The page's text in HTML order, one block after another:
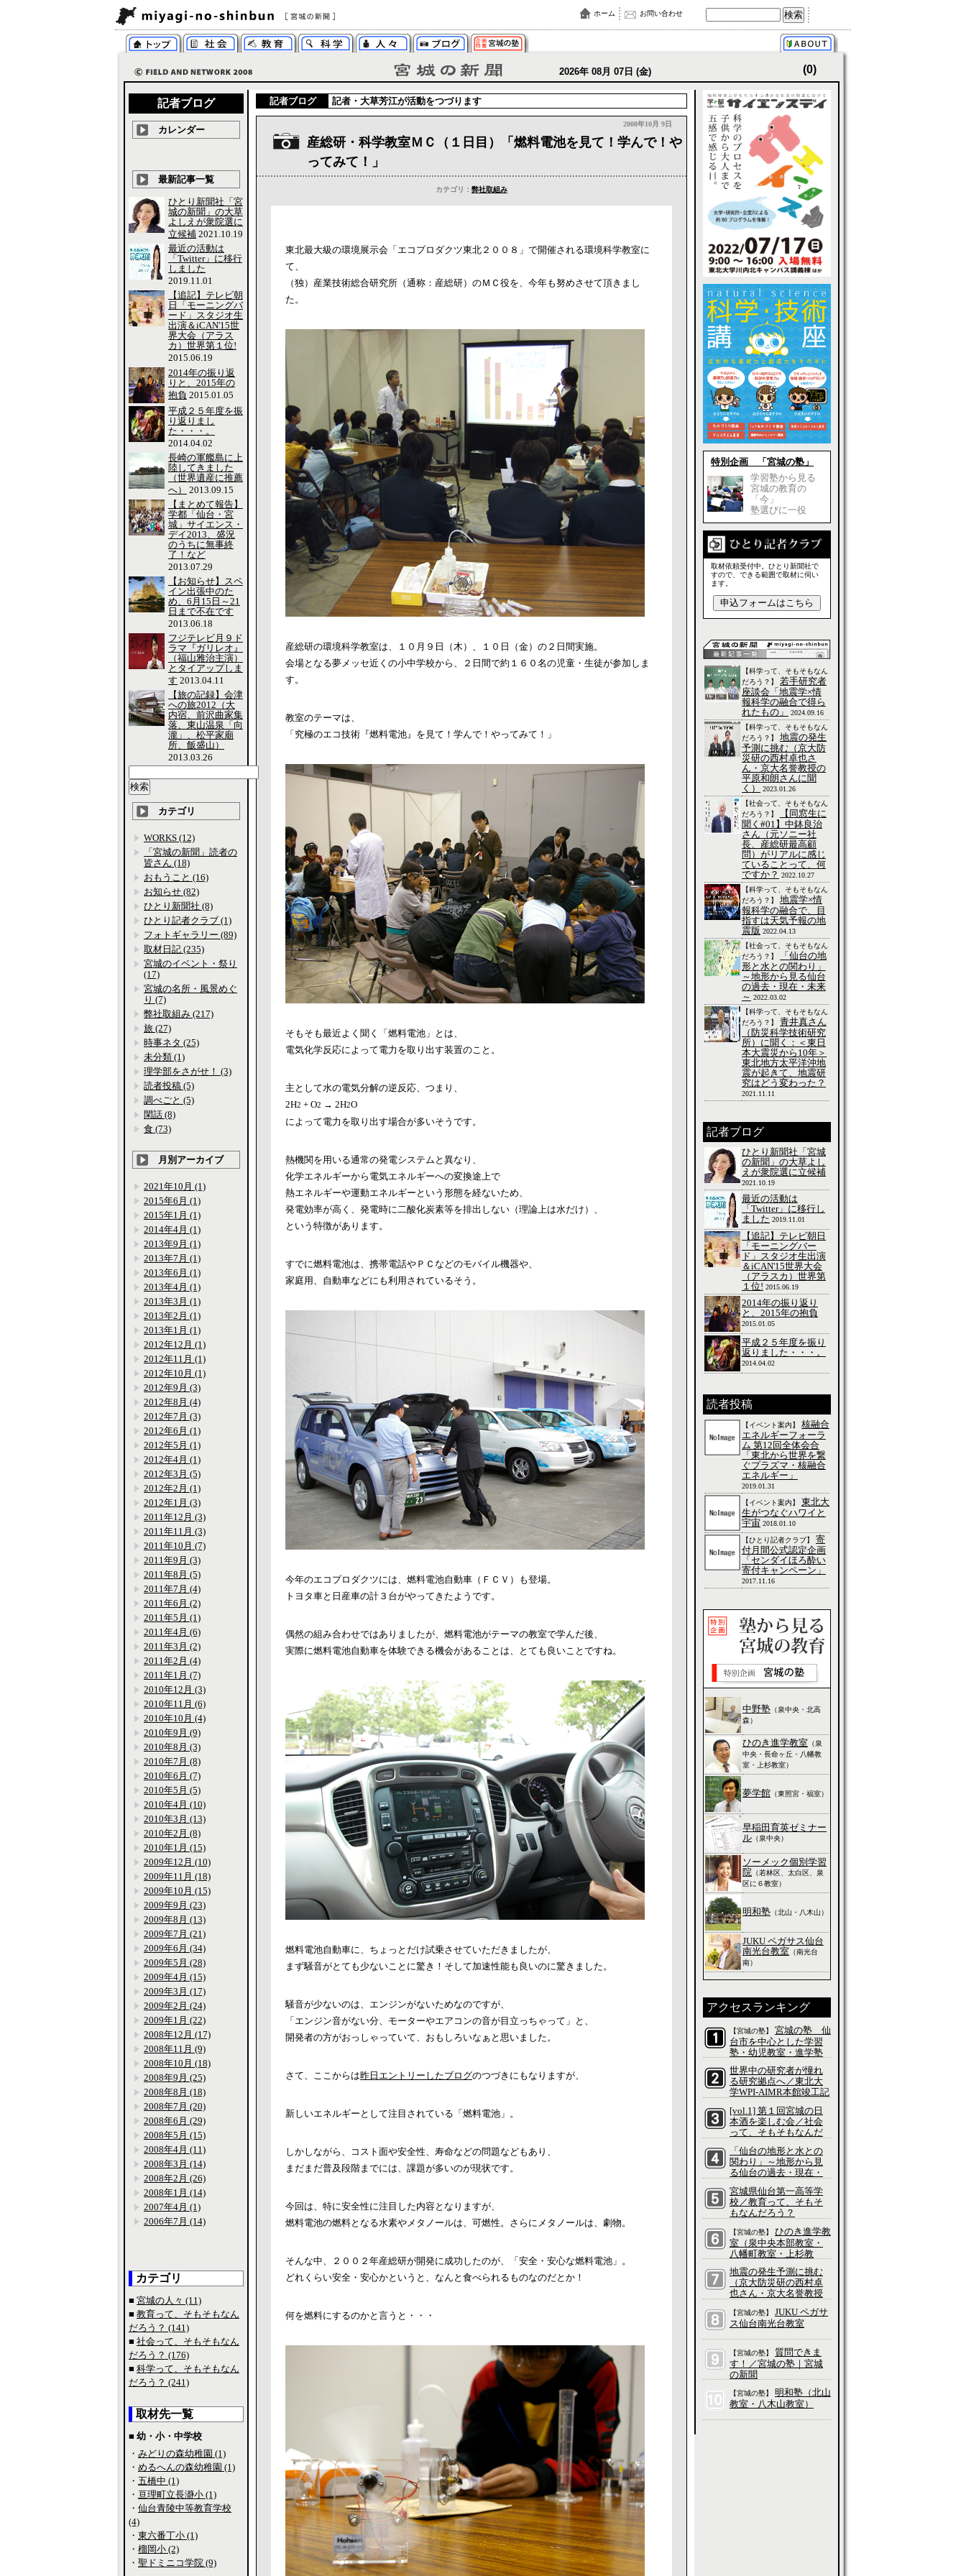
ホーム お問い合わせ
(0)
2026年 08月 07日 (金)
記者ブログ 記者・ 大草芳江が活動をつづります
2008年10月 9日
産総研・科学教室ＭＣ（１日目）「燃料電池を見て！学んで！や
ってみて！」
カテゴリ： 弊社取組み
東北最大級の環境展示会「エコプロダクツ東北２００８」で開催される環境科学教室に
て、
（独）産業技術総合研究所（通称：産総研）のＭＣ役を、今年も努めさせて頂きまし
た。
産総研の環境科学教室は、１０月９日（木）、１０日（金）の２日間実施。
会場となる夢メッセ近くの小中学校から、２日間で約１６０名の児童・生徒が参加しま
す。
教室のテーマは、
「究極のエコ技術『燃料電池』を見て！学んで！やってみて！」
そもそも最近よく聞く「燃料電池」とは、
電気化学反応によって電力を取り出す装置のこと。
主として水の電気分解の逆反応、つまり、
2H2 + O2 → 2H2O
によって電力を取り出す場合が多いそうです。
熱機関を用いる通常の発電システムと異なり、
化学エネルギーから電気エネルギーへの変換途上で
熱エネルギーや運動エネルギーという形態を経ないため、
発電効率が高く、発電時に二酸化炭素等を排出しない（理論上は水だけ）、
という特徴があります。
すでに燃料電池は、携帯電話やＰＣなどのモバイル機器や、
家庭用、自動車などにも利用されているそう。
今年のエコプロダクツには、燃料電池自動車（ＦＣＶ）も登場。
トヨタ車と日産車の計３台がやってきたようです。
偶然の組み合わせではありましたが、燃料電池がテーマの教室で学んだ後、
実際に燃料電池自動車を体験できる機会があることは、とても良いことですね。
燃料電池自動車に、ちょっとだけ試乗させていただきましたが、
まず騒音がとても少ないことに驚き！そして加速性能も良いのに驚きました。
騒音が少ないのは、エンジンがないためなのですが、
「エンジン音がない分、モーターやエアコンの音が目立っちゃって」と、
開発者の方がおっしゃっていて、おもしろいなぁと思いました。
さて、ここからは昨日エントリーしたブログのつづきにもなりますが、
新しいエネルギーとして注目されている「燃料電池」。
しかしながら、コスト面や安全性、寿命などの問題などもあり、
まだまだ普及段階までには、課題が多いのが現状です。
今回は、特に安全性に注目した内容となりますが、
燃料電池の燃料となる水素やメタノールは、可燃性。さらにメタノールは、劇物。
そんな中、２００２年産総研が開発に成功したのが、「安全・安心な燃料電池」。
どれくらい安全・安心かというと、なんと食べられるものなのだとか！
何を燃料にするのかと言うと・・・
記者ブログ
カレンダー
最新記事一覧
ひとり新聞社「宮
城の新聞」の大草
よしえが衆院選に
立候補 2021.10.19
最近の活動は
「Twitter」に移行
しました
2019.11.01
【追記】テレビ朝
日「モーニングバ
ード」スタジオ生
出演＆iCAN'15世
界大会（アラス
カ）世界第１位!
2015.06.19
2014年の振り返
りと、2015年の
抱負 2015.01.05
平成２５年度を振
り返りまし
た・・・。
2014.04.02
長崎の軍艦島に上
陸してきました
（世界遺産に推薦
へ）
2013.09.15
【まとめて報告】
学都「仙台・宮
城」サイエンス・
デイ2013、盛況
のうちに無事終
了！など
2013.07.29
【お知らせ】スペ
イン出張中のた
め、6月15日～21
日まで不在です
2013.06.18
フジテレビ月９ド
ラマ『ガリレオ』
（福山雅治主演）
とタイアップしま
す 2013.04.11
【旅の記録】会津
への旅2012（大
内宿、前沢曲家集
落、東山温泉「向
瀧」、松平家廟
所、飯盛山）
2013.03.26
カテゴリ
WORKS (12)
「宮城の新聞」読者の
皆さん (18)
おもうこと (16)
お知らせ (82)
ひとり新聞社 (8)
ひとり記者クラブ (1)
フォトギャラリー (89)
取材日記 (235)
宮城のイベント・祭り
(17)
宮城の名所・風景めぐ
り (7)
弊社取組み (217)
旅 (27)
時事ネタ (25)
未分類 (1)
理学部をさがせ！ (3)
読者投稿 (5)
調べごと (5)
閑話 (8)
食 (73)
月別アーカイブ
2021年10月 (1)
2015年6月 (1)
2015年1月 (1)
2014年4月 (1)
2013年9月 (1)
2013年7月 (1)
2013年6月 (1)
2013年4月 (1)
2013年3月 (1)
2013年2月 (1)
2013年1月 (1)
2012年12月 (1)
2012年11月 (1)
2012年10月 (1)
2012年9月 (3)
2012年8月 (4)
2012年7月 (3)
2012年6月 (1)
2012年5月 (1)
2012年4月 (1)
2012年3月 (5)
2012年2月 (1)
2012年1月 (3)
2011年12月 (3)
2011年11月 (3)
2011年10月 (7)
2011年9月 (3)
2011年8月 (5)
2011年7月 (4)
2011年6月 (2)
2011年5月 (1)
2011年4月 (6)
2011年3月 (2)
2011年2月 (4)
2011年1月 (7)
2010年12月 (3)
2010年11月 (6)
2010年10月 (4)
2010年9月 (9)
2010年8月 (3)
2010年7月 (8)
2010年6月 (7)
2010年5月 (5)
2010年4月 (10)
2010年3月 (13)
2010年2月 (8)
2010年1月 (15)
2009年12月 (10)
2009年11月 (18)
2009年10月 (15)
2009年9月 (23)
2009年8月 (13)
2009年7月 (21)
2009年6月 (34)
2009年5月 (28)
2009年4月 (15)
2009年3月 (17)
2009年2月 (24)
2009年1月 (22)
2008年12月 (17)
2008年11月 (9)
2008年10月 (18)
2008年9月 (25)
2008年8月 (18)
2008年7月 (20)
2008年6月 (29)
2008年5月 (15)
2008年4月 (11)
2008年3月 (14)
2008年2月 (26)
2008年1月 (14)
2007年4月 (1)
2006年7月 (14)
カテゴリ
■ 宮城の人々 (11)
■ 教育って、そもそもなん
だろう？ (141)
■ 社会って、そもそもなん
だろう？ (176)
■ 科学って、そもそもなん
だろう？ (241)
取材先一覧
■ 幼・小・中学校
・ みどりの森幼稚園 (1)
・ めるへんの森幼稚園 (1)
・ 五橋中 (1)
・ 亘理町立長瀞小 (1)
・ 仙台青陵中等教育学校
(4)
・ 東六番丁小 (1)
・ 榴岡小 (2)
・ 聖ドミニコ学院 (9)
特別企画 「宮城の塾」
学習塾から見る
宮城の教育の
「今」
塾選びに一役
取材依頼受付中。ひとり新聞社で
すので、できる範囲で取材に伺い
ます。
【科学って、そもそもなん
だろう？】 若手研究者
座談会「地震学×情
報科学の融合で得ら
れたもの」
2024.09.16
【科学って、そもそもなん
だろう？】 地震の発生
予測に挑む（京大防
災研の西村卓也さ
ん・京大名誉教授の
平原和朗さんに聞
く）
2023.01.26
【社会って、そもそもなん
だろう？】
【同窓生に
聞く#01】中鉢良治
さん（元ソニー社
長、産総研最高顧
問）がリアルに感じ
ていることって、何
ですか？ 2022.10.27
【科学って、そもそもなん
だろう？】 地震学×情
報科学の融合で、目
指すは天気予報の地
震版 2022.04.13
【社会って、そもそもなん
だろう？】
「仙台の地
形と水との関わり」
～地形から見る仙台
の過去・現在・未来
～ 2022.03.02
【科学って、そもそもなん
だろう？】 青井真さん
（防災科学技術研究
所）に聞く：＜東日
本大震災から10年＞
東北地方太平洋沖地
震が起きて、地震研
究はどう変わった？
2021.11.11
記者ブログ
ひとり新聞社「宮城
の新聞」の大草よし
えが衆院選に立候補
2021.10.19
最近の活動は
「Twitter」に移行し
ました 2019.11.01
【追記】テレビ朝日
「モーニングバー
ド」スタジオ生出演
＆iCAN'15世界大会
（アラスカ）世界第
１位! 2015.06.19
2014年の振り返り
と、2015年の抱負
2015.01.05
平成２５年度を振り
返りました・・・。
2014.04.02
読者投稿
【イベント案内】 核融合
エネルギーフォーラ
ム 第12回全体会合
「東北から世界を繋
ぐプラズマ・核融合
エネルギー」
2019.01.31
【イベント案内】 東北大
生がつなぐハワイと
宇宙 2018.01.10
【ひとり記者クラブ】 寄
付月間公式認定企画
「センダイほろ酔い
寄付キャンペーン」
2017.11.16
中野塾 （泉中央・北高
森）
ひのき進学教室 （泉
中央・長命ヶ丘・八幡教
室・上杉教室）
夢学館 （東照宮・福室）
早稲田育英ゼミナー
ル （泉中央）
ソーメック個別学習
院 （若林区、太白区、泉
区に６教室）
明和塾 （北山・八木山）
JUKU ペガサス仙台
南光台教室 （南光台
南）
アクセスランキング
【宮城の塾】
宮城の塾 仙
台市を中心とした学習
塾・幼児教室・進学塾
世界中の研究者が憧れ
る研究拠点へ／東北大
学WPI-AIMR本館竣工記
もそもなんだろう？
[vol.1] 第１回宮城の日
本酒を楽しむ会／社会
って、そもそもなんだ
「仙台の地形と水との
関わり」～地形から見
る仙台の過去・現在・
もそもなんだろう？
宮城県仙台第一高等学
校／教育って、そもそ
もなんだろう？
【宮城の塾】
ひのき進学教
室（泉中央本部教室・
八幡町教室・上杉教
室・愛子教室・吉成教
室・大和町教室、他）
地震の発生予測に挑む
（京大防災研の西村卓
也さん・京大名誉教授
く）／科学って、そも
そもなんだろう？
【宮城の塾】
JUKU ペガサ
ス仙台南光台教室
【宮城の塾】
質問できま
す！／宮城の塾｜宮城
の新聞
【宮城の塾】
明和塾（北山
教室・八木山教室）